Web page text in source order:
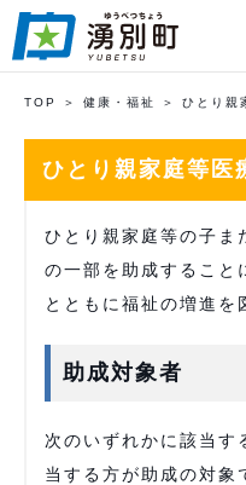
TOP 健康・福祉 ひとり親
ひとり親家庭等医
ひとり親家庭等の子ま
の一部を助成すること
とともに福祉の増進を
助成対象者
次のいずれかに該当す
当する方が助成の対象